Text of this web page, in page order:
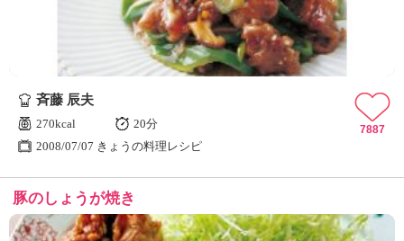
斉藤 辰夫
270kcal
20分
2008/07/07 きょうの料理レシピ
7887
豚のしょうが焼き